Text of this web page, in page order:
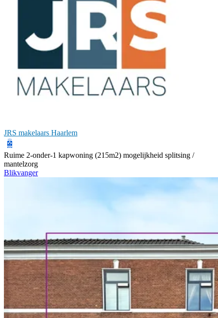
JRS makelaars Haarlem
Ruime 2-onder-1 kapwoning (215m2) mogelijkheid splitsing /
mantelzorg
Blikvanger